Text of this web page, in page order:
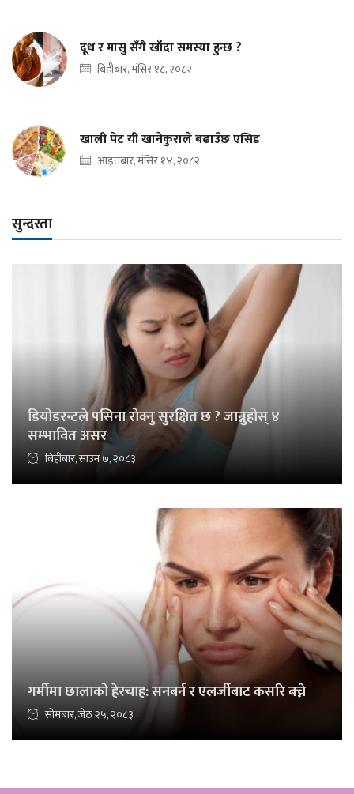
दूध र मासु सँगै खाँदा समस्या हुन्छ ?
बिहीबार, मंसिर १८, २०८२
खाली पेट यी खानेकुराले बढाउँछ एसिड
आइतबार, मंसिर १४, २०८२
सुन्दरता
डियोडरन्टले पसिना रोक्नु सुरक्षित छ ? जान्नुहोस् ४
सम्भावित असर
बिहीबार, साउन ७, २०८३
गर्मीमा छालाको हेरचाह: सनबर्न र एलर्जीबाट कसरि बच्ने
सोमबार, जेठ २५, २०८३